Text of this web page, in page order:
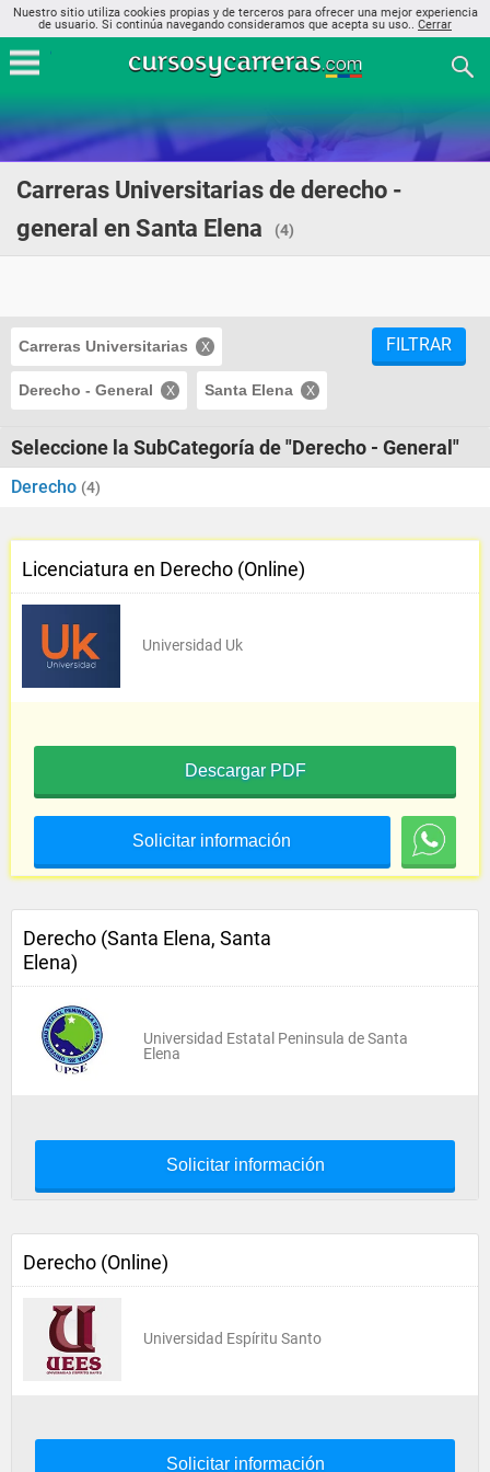
Nuestro sitio utiliza cookies propias y de terceros para ofrecer una mejor experiencia
de usuario. Si continúa navegando consideramos que acepta su uso.. Cerrar
Carreras Universitarias de derecho -
general en Santa Elena
(4)
Carreras Universitarias
Derecho - General Santa Elena
FILTRAR
Seleccione la SubCategoría de "Derecho - General"
Derecho (4)
Licenciatura en Derecho (Online)
Universidad Uk
Descargar PDF
Solicitar información
Derecho (Santa Elena, Santa
Elena)
Universidad Estatal Peninsula de Santa
Elena
Solicitar información
Derecho (Online)
Universidad Espíritu Santo
Solicitar información